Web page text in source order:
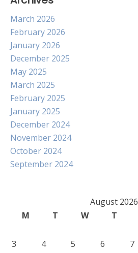
March 2026
February 2026
January 2026
December 2025
May 2025
March 2025
February 2025
January 2025
December 2024
November 2024
October 2024
September 2024
August 2026
M
T W T
3
4 5 6 7